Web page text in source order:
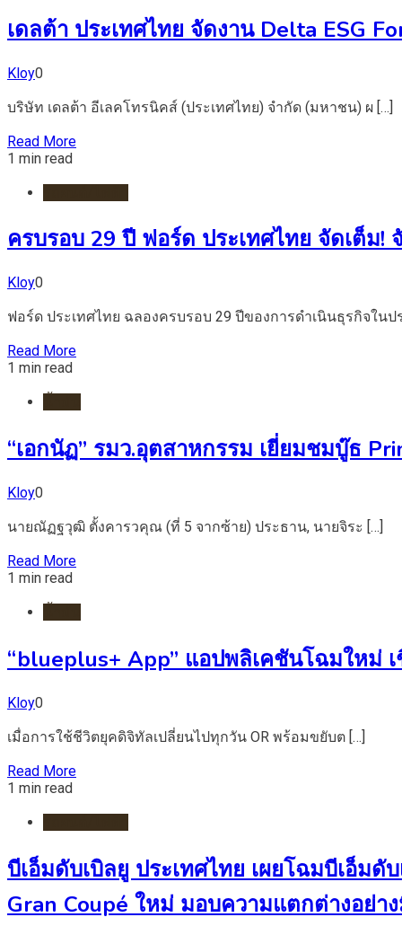
เดลต้า ประเทศไทย จัดงาน Delta ESG
Kloy0
บริษัท เดลต้า อีเลคโทรนิคส์ (ประเทศไทย) จำกัด (มหาชน) ผ […]
Read More
1 min read
ครบรอบ 29 ปี ฟอร์ด ประเทศไทย จัดเต็ม
Kloy0
ฟอร์ด ประเทศไทย ฉลองครบรอบ 29 ปีของการดำเนินธุรกิจในป
Read More
1 min read
“เอกนัฏ” รมว.อุตสาหกรรม เยี่ยมชมบู๊ธ
Kloy0
นายณัฏฐวุฒิ ตั้งคารวคุณ (ที่ 5 จากซ้าย) ประธาน, นายจิระ […]
Read More
1 min read
“blueplus+ App” แอปพลิเคชันโฉมใหม่
Kloy0
เมื่อการใช้ชีวิตยุคดิจิทัลเปลี่ยนไปทุกวัน OR พร้อมขยับต […]
Read More
1 min read
บีเอ็มดับเบิลยู ประเทศไทย เผยโฉมบีเอ็ม
Gran Coupé ใหม่ มอบความแตกต่างอย่า